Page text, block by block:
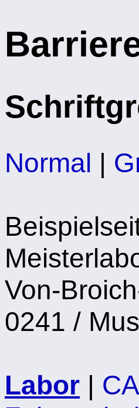
Normal |
Von-
0241 /
Labor |